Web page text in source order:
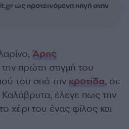
ως προτεινόμενη πηγή στην
Άρης
πρώτη στιγμή του
του από την κροτίδα, σε
Καλάβρυτα, έλεγε πως την
χέρι του ένας φίλος και